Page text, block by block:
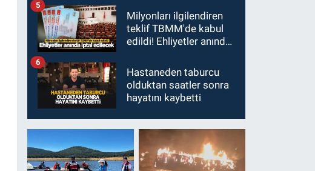
Milyonları ilgilendiren
teklif TBMM'de kabul
edildi! Ehliyetler anında
5
Hastaneden taburcu
olduktan saatler sonra
hayatını kaybetti
6